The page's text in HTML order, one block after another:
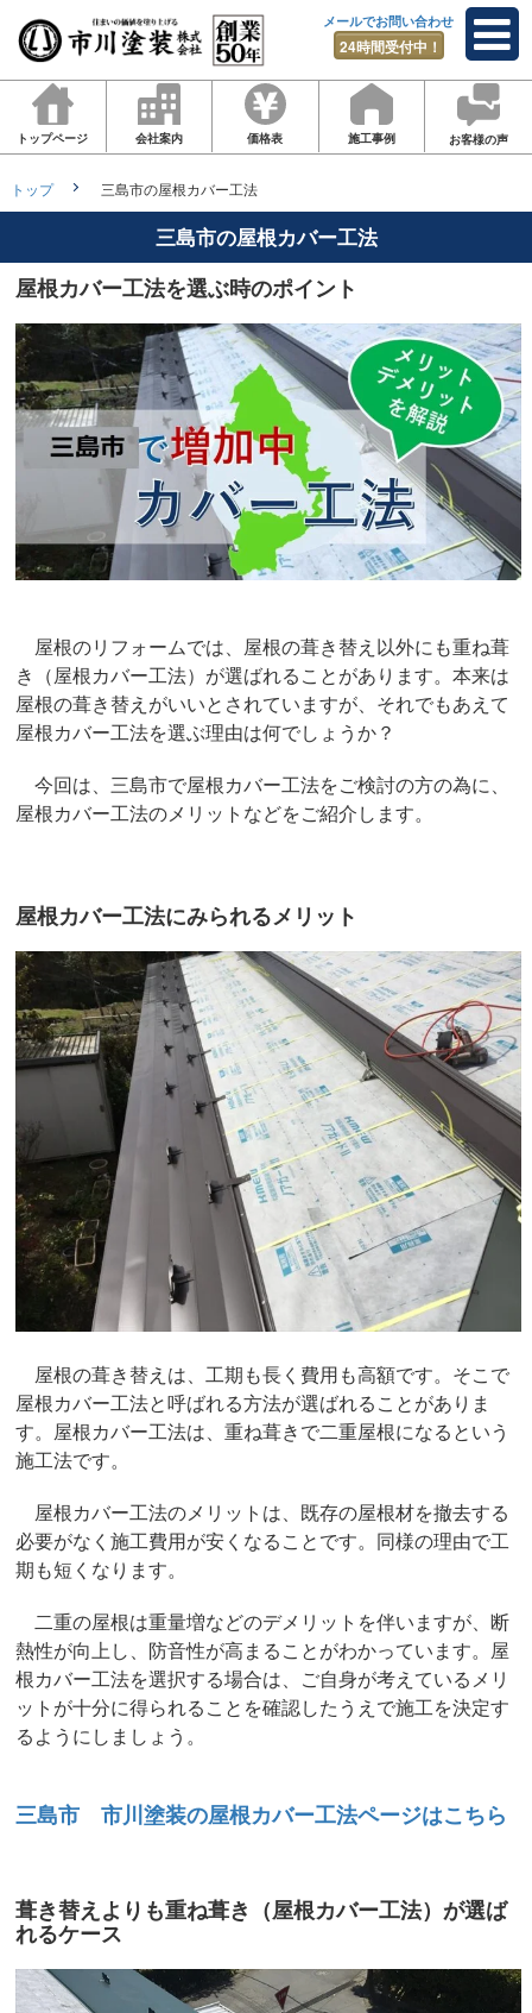
メールでお問い合わせ
24時間受付中！
トップページ 会社案内 価格表 施工事例 お客様の声
トップ 三島市の屋根カバー工法
三島市の屋根カバー工法
屋根カバー工法を選ぶ時のポイント
屋根のリフォームでは、屋根の葺き替え以外にも重ね葺
き（屋根カバー工法）が選ばれることがあります。本来は
屋根の葺き替えがいいとされていますが、それでもあえて
屋根カバー工法を選ぶ理由は何でしょうか？
今回は、三島市で屋根カバー工法をご検討の方の為に、
屋根カバー工法のメリットなどをご紹介します。
屋根カバー工法にみられるメリット
屋根の葺き替えは、工期も長く費用も高額です。そこで
屋根カバー工法と呼ばれる方法が選ばれることがありま
す。屋根カバー工法は、重ね葺きで二重屋根になるという
施工法です。
屋根カバー工法のメリットは、既存の屋根材を撤去する
必要がなく施工費用が安くなることです。同様の理由で工
期も短くなります。
二重の屋根は重量増などのデメリットを伴いますが、断
熱性が向上し、防音性が高まることがわかっています。屋
根カバー工法を選択する場合は、ご自身が考えているメリ
ットが十分に得られることを確認したうえで施工を決定す
るようにしましょう。
三島市 市川塗装の屋根カバー工法ページはこちら
葺き替えよりも重ね葺き（屋根カバー工法）が選ば
れるケース